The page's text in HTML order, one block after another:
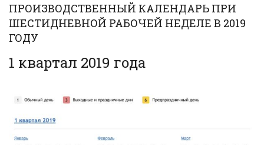
ПРОИЗВОДСТВЕННЫЙ КАЛЕНДАРЬ ПРИ
ШЕСТИДНЕВНОЙ РАБОЧЕЙ НЕДЕЛЕ В 2019
ГОДУ
1 квартал 2019 года